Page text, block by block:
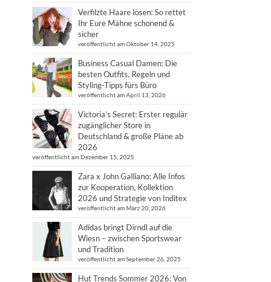
Verfilzte Haare lösen: So rettet
Ihr Eure Mähne schonend &
sicher
veröffentlicht am Oktober 14, 2025
Business Casual Damen: Die
besten Outfits, Regeln und
Styling-Tipps fürs Büro
veröffentlicht am April 13, 2026
Victoria’s Secret: Erster regulär
zugänglicher Store in
Deutschland & große Pläne ab
2026
veröffentlicht am Dezember 15, 2025
Zara x John Galliano: Alle Infos
zur Kooperation, Kollektion
2026 und Strategie von Inditex
veröffentlicht am März 20, 2026
Adidas bringt Dirndl auf die
Wiesn – zwischen Sportswear
und Tradition
veröffentlicht am September 26, 2025
Hut Trends Sommer 2026: Von